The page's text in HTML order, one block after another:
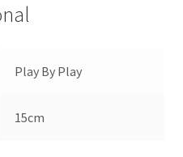
Play By Play
15cm